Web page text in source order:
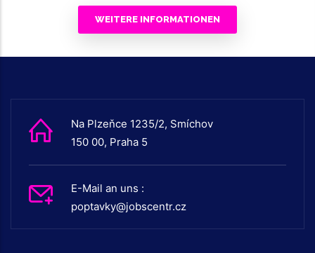
WEITERE INFORMATIONEN
Na Plzeňce 1235/2, Smíchov
150 00, Praha 5
E-Mail an uns :
poptavky@jobscentr.cz